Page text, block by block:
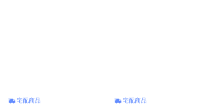
宅配商品 宅配商品